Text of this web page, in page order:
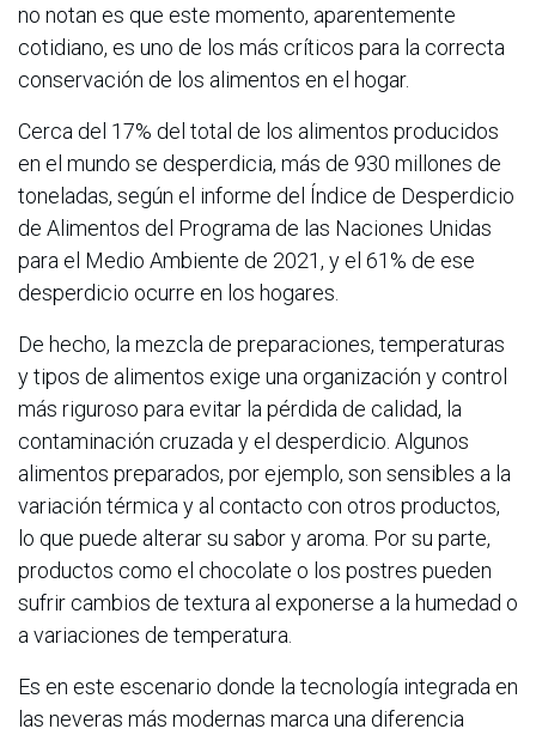
no notan es que este momento, aparentemente
cotidiano, es uno de los más críticos para la correcta
conservación de los alimentos en el hogar.
Cerca del 17% del total de los alimentos producidos
en el mundo se desperdicia, más de 930 millones de
toneladas, según el informe del Índice de Desperdicio
de Alimentos del Programa de las Naciones Unidas
para el Medio Ambiente de 2021, y el 61% de ese
desperdicio ocurre en los hogares.
De hecho, la mezcla de preparaciones, temperaturas
y tipos de alimentos exige una organización y control
más riguroso para evitar la pérdida de calidad, la
contaminación cruzada y el desperdicio. Algunos
alimentos preparados, por ejemplo, son sensibles a la
variación térmica y al contacto con otros productos,
lo que puede alterar su sabor y aroma. Por su parte,
productos como el chocolate o los postres pueden
sufrir cambios de textura al exponerse a la humedad o
a variaciones de temperatura.
Es en este escenario donde la tecnología integrada en
las neveras más modernas marca una diferencia